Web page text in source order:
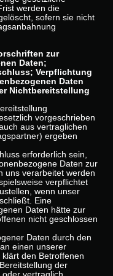
werden die
sofern sie nicht
zur
Daten;
Verpflichtung
Daten
Nichtbereitstellung
vorgeschrieben
aus vertraglichen
ergeben
erforderlich sein,
Daten zur
uns verarbeitet werden
verpflichtet
wenn unser
Eine
Daten hätte zur
nicht geschlossen
Daten durch den
einen unserer
den Betroffenen
der